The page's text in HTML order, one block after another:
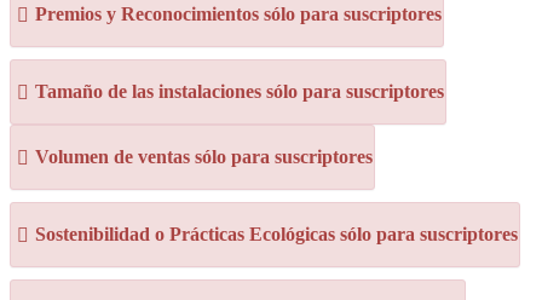
Premios y Reconocimientos sólo para suscriptores
Tamaño de las instalaciones sólo para suscriptores
Volumen de ventas sólo para suscriptores
Sostenibilidad o Prácticas Ecológicas sólo para suscriptores